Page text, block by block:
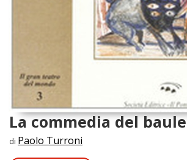
La commedia del baule
di Paolo Turroni